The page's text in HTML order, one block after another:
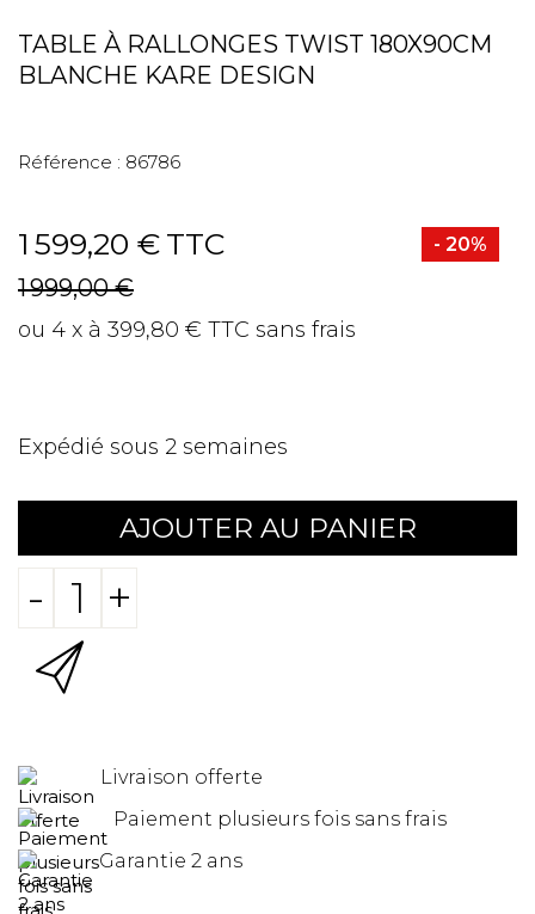
TABLE À RALLONGES TWIST 180X90CM
BLANCHE KARE DESIGN
Référence : 86786
1 599,20 € TTC - 20%
1 999,00 €
ou 4 x à 399,80 € TTC sans frais
Expédié sous 2 semaines
AJOUTER AU PANIER
- +
Livraison offerte
Paiement plusieurs fois sans frais
Garantie 2 ans